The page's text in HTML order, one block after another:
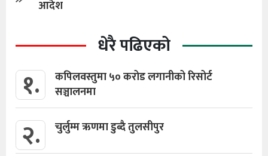
आदेश
धेरै पढिएको
१.
कपिलवस्तुमा ५० करोड लगानीको रिसोर्ट
सञ्चालनमा
२. चुर्लुम्म ऋणमा डुब्दै तुलसीपुर